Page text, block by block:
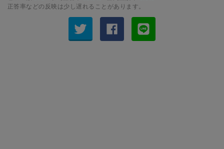
正答率などの反映は少し遅れることがあります。